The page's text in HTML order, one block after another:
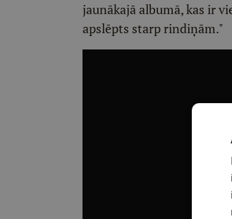
jaunākajā albumā, kas ir
apslēpts starp rindiņām."